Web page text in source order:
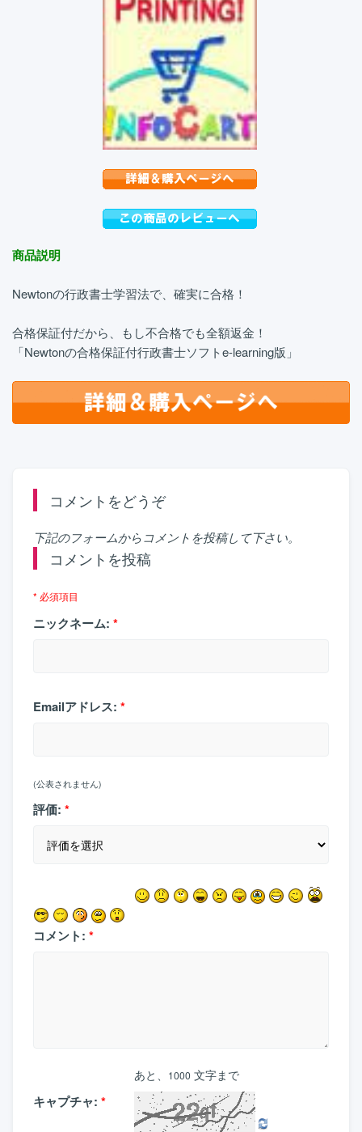
商品説明
Newtonの行政書士学習法で、確実に合格！
合格保証付だから、もし不合格でも全額返金！
「Newtonの合格保証付行政書士ソフトe-learning版」
コメントをどうぞ
下記のフォームからコメントを投稿して下さい。
コメントを投稿
* 必須項目
ニックネーム: *
Emailアドレス: *
(公表されません)
評価: *
コメント: *
あと、 1000 文字まで
キャプチャ: *